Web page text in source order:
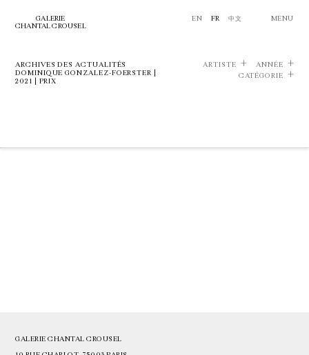
GALERIE
CHANTAL CROUSEL
EN FR 中文 MENU
ARCHIVES DES ACTUALITÉS
DOMINIQUE GONZALEZ-FOERSTER |
2021 | PRIX
ARTISTE
ANNÉE
CATÉGORIE
GALERIE CHANTAL CROUSEL